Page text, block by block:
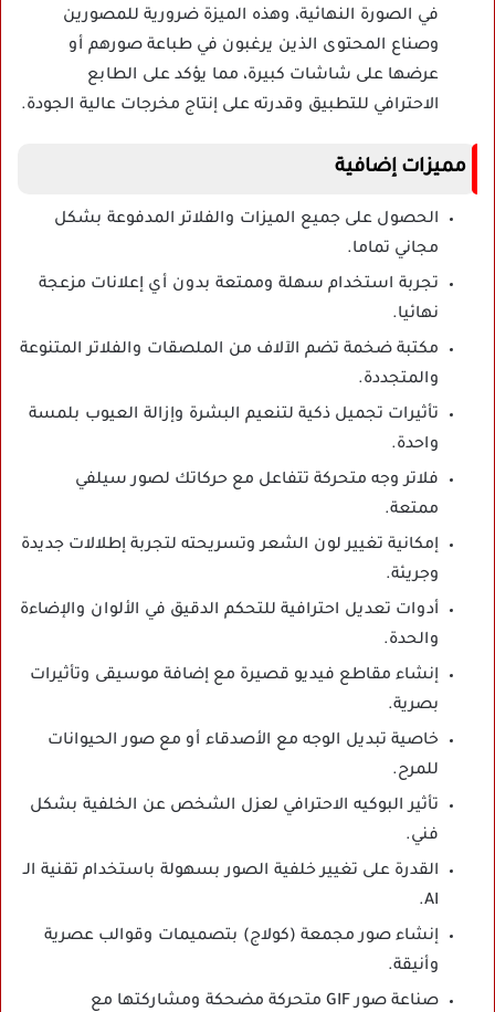
في الصورة النهائية، وهذه الميزة ضرورية للمصورين
وصناع المحتوى الذين يرغبون في طباعة صورهم أو
عرضها على شاشات كبيرة، مما يؤكد على الطابع
الاحترافي للتطبيق وقدرته على إنتاج مخرجات عالية الجودة.
مميزات إضافية
الحصول على جميع الميزات والفلاتر المدفوعة بشكل
مجاني تماما.
تجربة استخدام سهلة وممتعة بدون أي إعلانات مزعجة
نهائيا.
مكتبة ضخمة تضم الآلاف من الملصقات والفلاتر المتنوعة
والمتجددة.
تأثيرات تجميل ذكية لتنعيم البشرة وإزالة العيوب بلمسة
واحدة.
فلاتر وجه متحركة تتفاعل مع حركاتك لصور سيلفي
ممتعة.
إمكانية تغيير لون الشعر وتسريحته لتجربة إطلالات جديدة
وجريئة.
أدوات تعديل احترافية للتحكم الدقيق في الألوان والإضاءة
والحدة.
إنشاء مقاطع فيديو قصيرة مع إضافة موسيقى وتأثيرات
بصرية.
خاصية تبديل الوجه مع الأصدقاء أو مع صور الحيوانات
للمرح.
تأثير البوكيه الاحترافي لعزل الشخص عن الخلفية بشكل
فني.
القدرة على تغيير خلفية الصور بسهولة باستخدام تقنية الـ
AI.
إنشاء صور مجمعة (كولاج) بتصميمات وقوالب عصرية
وأنيقة.
صناعة صور GIF متحركة مضحكة ومشاركتها مع